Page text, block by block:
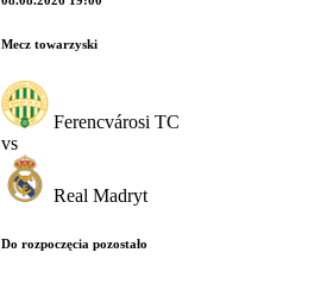
Mecz towarzyski
Ferencvárosi TC
vs
Real Madryt
Do rozpoczęcia pozostało